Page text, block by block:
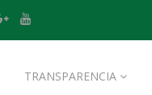
TRANSPARENCIA